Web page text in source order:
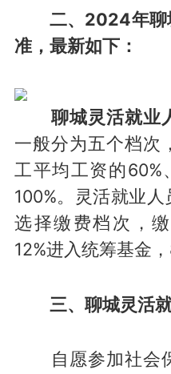
二、2024年聊
准，最新如下：
聊城灵活就业人
一般分为五个档次
工平均工资的60%
100%。灵活就业
选择缴费档次，
12%进入统筹基金
三、 聊城灵活
自愿参加社会保